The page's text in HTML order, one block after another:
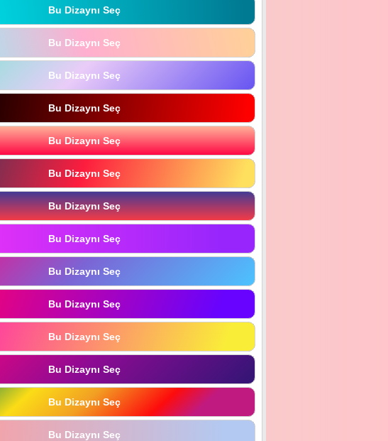
Bu Dizaynı Seç
Bu Dizaynı Seç
Bu Dizaynı Seç
Bu Dizaynı Seç
Bu Dizaynı Seç
Bu Dizaynı Seç
Bu Dizaynı Seç
Bu Dizaynı Seç
Bu Dizaynı Seç
Bu Dizaynı Seç
Bu Dizaynı Seç
Bu Dizaynı Seç
Bu Dizaynı Seç
Bu Dizaynı Seç